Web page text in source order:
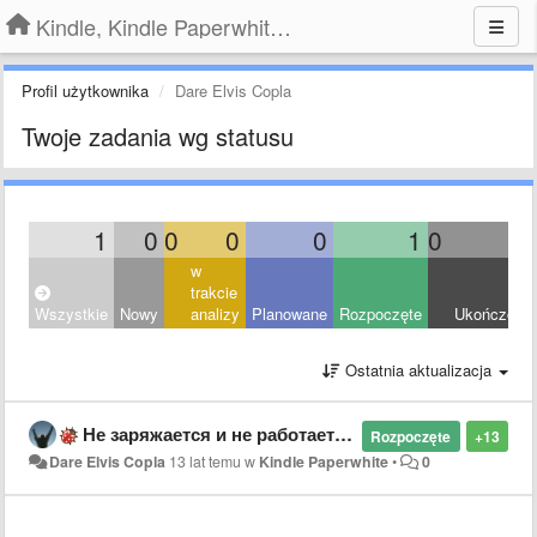
Kindle, Kindle Paperwhite, Kindle Voyage
Profil użytkownika Dare Elvis Copla
Twoje zadania wg statusu
1 0 0 0 0 1 0
Wszystkie Nowy
w
trakcie
analizy
Planowane Rozpoczęte Ukończony
Ostatnia aktualizacja
+13
Rozpoczęte
Не заряжается и не работает Kindle Paperwhite
Dare Elvis Copla 13 lat temu w Kindle Paperwhite• 0